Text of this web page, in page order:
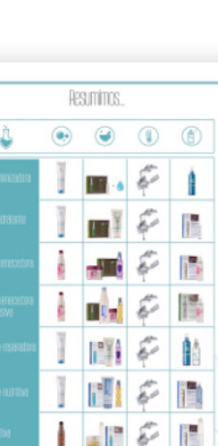
příznivých výsledků pro vlasy.